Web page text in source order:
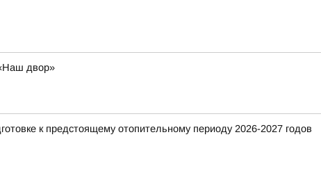
двор»
к предстоящему отопительному периоду 2026-2027 годов